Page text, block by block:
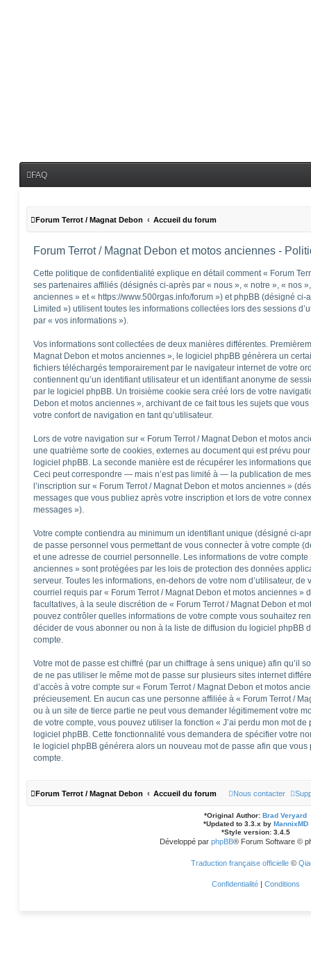
FAQ
Forum Terrot / Magnat Debon Accueil du forum
Forum Terrot / Magnat Debon et motos anciennes -
Cette politique de confidentialité explique en détail comment « Forum
ses partenaires affiliés (désignés ci-après par « nous », « notre », « nos
anciennes » et « https://www.500rgas.info/forum ») et phpBB (désigné
Limited ») utilisent toutes les informations collectées lors des sessions
par « vos informations »).
Vos informations sont collectées de deux manières différentes.
Magnat Debon et motos anciennes », le logiciel phpBB génèrera un
fichiers téléchargés temporairement par le navigateur internet de votre
contiennent qu’un identifiant utilisateur et un identifiant anonyme de
par le logiciel phpBB. Un troisième cookie sera créé lors de votre
Debon et motos anciennes », archivant de ce fait tous les sujets que
votre confort de navigation en tant qu’utilisateur.
Lors de votre navigation sur « Forum Terrot / Magnat Debon et motos
une quatrième sorte de cookies, externes au document qui est prévu
logiciel phpBB. La seconde manière est de récupérer les informations
Ceci peut correspondre — mais n’est pas limité à — la publication de
l’inscription sur « Forum Terrot / Magnat Debon et motos anciennes »
messages que vous publiez après votre inscription et lors de votre
messages »).
Votre compte contiendra au minimum un identifiant unique (désigné ci-
de passe personnel vous permettant de vous connecter à votre compte
et une adresse de courriel personnelle. Les informations de votre
anciennes » sont protégées par les lois de protection des données
serveur. Toutes les informations, en-dehors de votre nom d’utilisateur,
courriel requis par « Forum Terrot / Magnat Debon et motos anciennes »
facultatives, à la seule discrétion de « Forum Terrot / Magnat Debon et
pouvez contrôler quelles informations de votre compte vous souhaitez
décider de vous abonner ou non à la liste de diffusion du logiciel phpBB
compte.
Votre mot de passe est chiffré (par un chiffrage à sens unique) afin qu’il
de ne pas utiliser le même mot de passe sur plusieurs sites internet
d’accès à votre compte sur « Forum Terrot / Magnat Debon et motos
précieusement. En aucun cas une personne affiliée à « Forum Terrot /
ou à un site de tierce partie ne peut vous demander légitimement votre
de votre compte, vous pouvez utiliser la fonction « J’ai perdu mon mot
logiciel phpBB. Cette fonctionnalité vous demandera de spécifier votre
le logiciel phpBB générera alors un nouveau mot de passe afin que
compte.
Forum Terrot / Magnat Debon Accueil du forum Nous contacter
*Original Author: Brad Veryard
*Updated to 3.3.x by MannixMD
*Style version: 3.4.5
Développé par phpBB® Forum Software ©
Traduction française officielle©
Confidentialité | Conditions